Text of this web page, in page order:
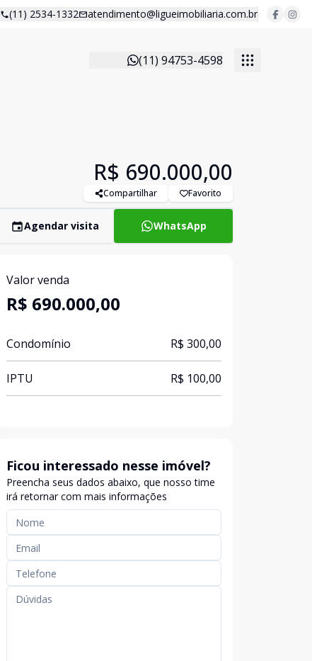
(11) 2534-1332 atendimento@ligueimobiliaria.com.br
(11) 94753-4598
R$ 690.000,00
Compartilhar Favorito
Agendar visita WhatsApp
Valor venda
R$ 690.000,00
Condomínio R$ 300,00
IPTU R$ 100,00
Ficou interessado nesse imóvel?
Preencha seus dados abaixo, que nosso time
irá retornar com mais informações